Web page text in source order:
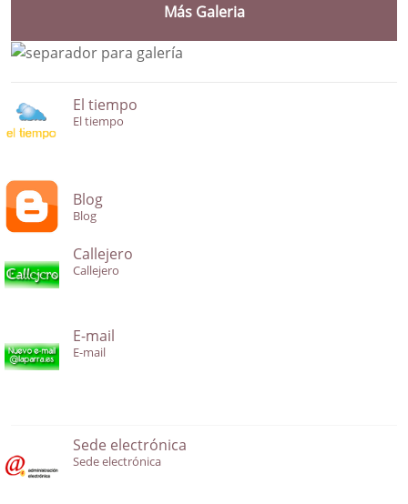
Más Galeria
El tiempo
El tiempo
Blog
Blog
Callejero
Callejero
E-mail
E-mail
Sede electrónica
Sede electrónica